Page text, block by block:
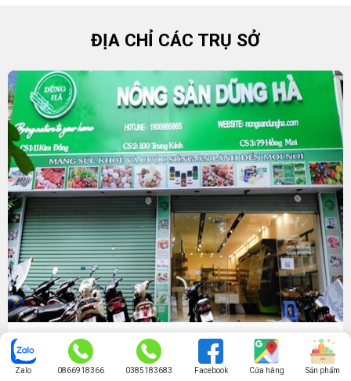
ĐỊA CHỈ CÁC TRỤ SỞ
Trụ Sở Chính Phân Phối Và Bán Lẻ Hà Nội
Zalo 0866918366 0385183683 Facebook Cửa hàng Sản phẩm